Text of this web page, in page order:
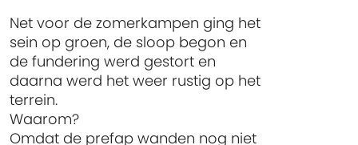
Net voor de zomerkampen ging het
sein op groen, de sloop begon en
de fundering werd gestort en
daarna werd het weer rustig op het
terrein.
Waarom?
Omdat de prefap wanden nog niet